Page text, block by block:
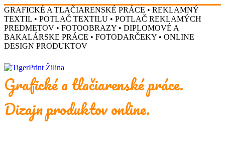
GRAFICKÉ A TLAČIARENSKÉ PRÁCE • REKLAMNÝ
TEXTIL • POTLAČ TEXTILU • POTLAČ REKLAMÝCH
PREDMETOV • FOTOOBRAZY • DIPLOMOVÉ A
BAKALÁRSKE PRÁCE • FOTODARČEKY • ONLINE
DESIGN PRODUKTOV
Grafické a tlačiarenské práce.
Dizajn produktov online.